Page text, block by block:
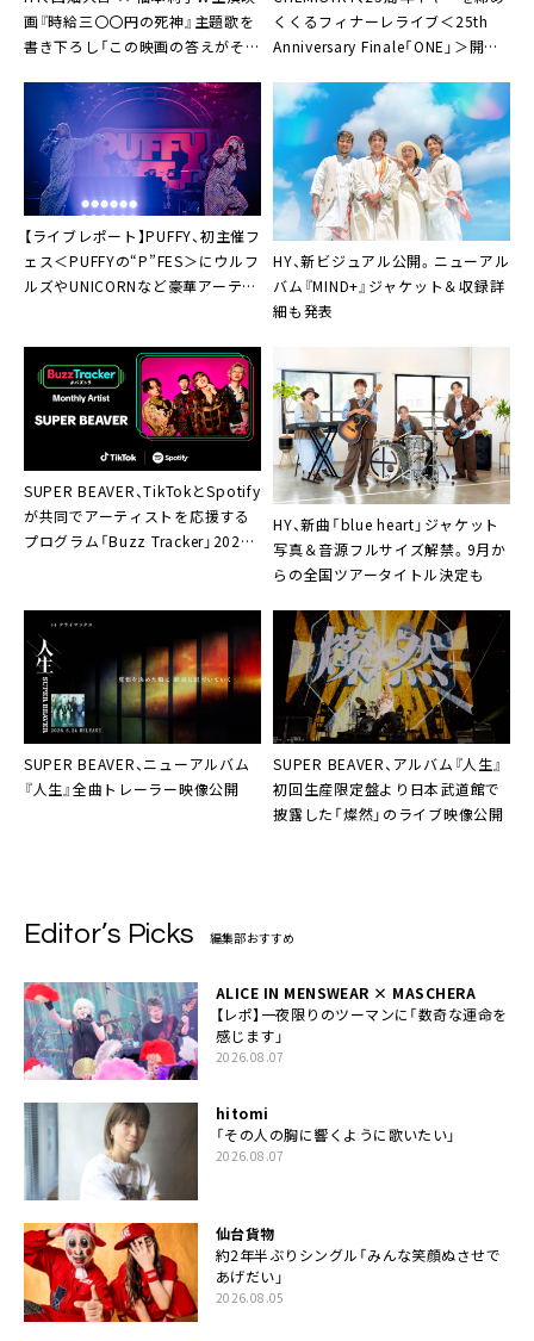
画『時給三〇〇円の死神』主題歌を
書き下ろし「この映画の答えがそこ
くくるフィナーレライブ＜25th
Anniversary Finale「ONE」＞開催
【ライブレポート】PUFFY、初主催フ
ェス＜PUFFYの“P”FES＞にウルフ
ルズやUNICORNなど豪華アーティ
HY、新ビジュアル公開。ニューアル
バム『MIND+』ジャケット＆収録詳
細も発表
SUPER BEAVER、TikTokとSpotify
が共同でアーティストを応援する
プログラム「Buzz Tracker」2026
HY、新曲「blue heart」ジャケット
写真＆音源フルサイズ解禁。9月か
らの全国ツアータイトル決定も
SUPER BEAVER、ニューアルバム
『人生』全曲トレーラー映像公開
SUPER BEAVER、アルバム『人生』
初回生産限定盤より日本武道館で
披露した「燦然」のライブ映像公開
Editor’s Picks 編集部おすすめ
ALICE IN MENSWEAR × MASCHERA
【レポ】一夜限りのツーマンに「数奇な運命を
感じます」
2026.08.07
hitomi
「その人の胸に響くように歌いたい」
2026.08.07
仙台貨物
約2年半ぶりシングル「みんな笑顔ぬさせで
あげだい」
2026.08.05